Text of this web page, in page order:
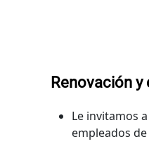
Renovación
Le invitamos
empleados